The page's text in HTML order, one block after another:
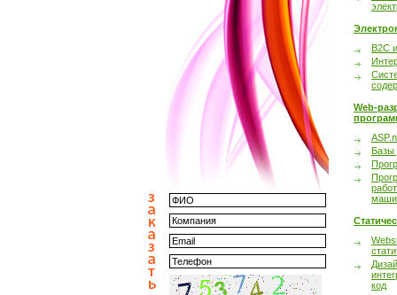
B2C
Web-
Базы
код